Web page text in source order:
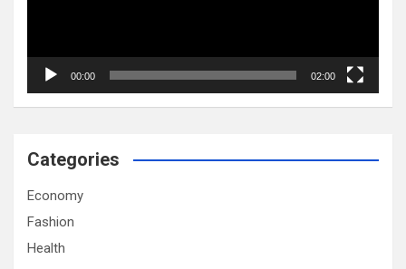
00:00 02:00
Categories
Economy
Fashion
Health